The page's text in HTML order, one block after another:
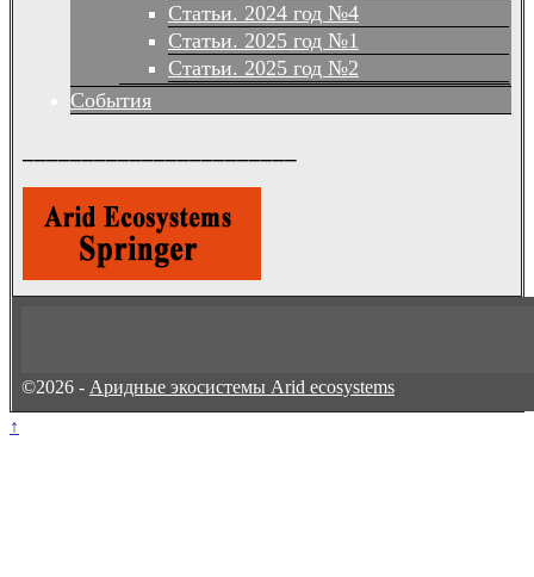
Статьи. 2024 год №4
Статьи. 2025 год №1
Статьи. 2025 год №2
События
©2026 - Аридные экосистемы Arid ecosystems
↑